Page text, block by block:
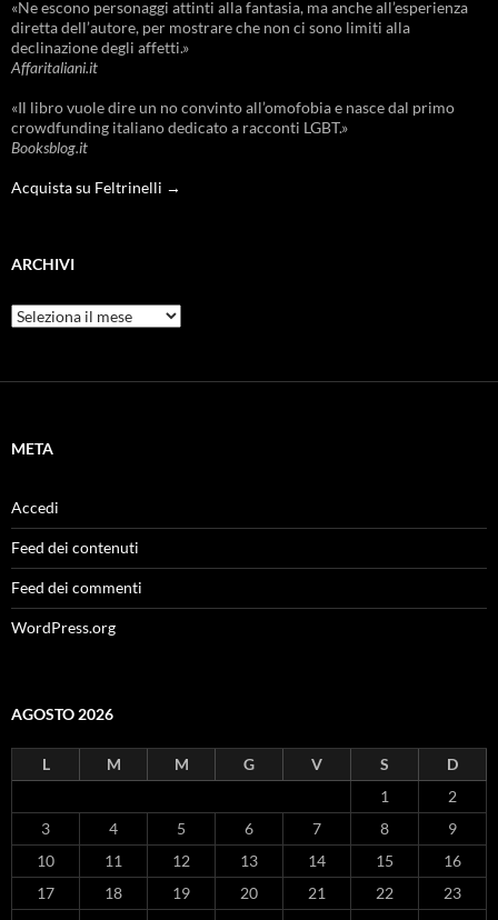
«Ne escono personaggi attinti alla fantasia, ma anche all’esperienza
diretta dell’autore, per mostrare che non ci sono limiti alla
declinazione degli affetti.»
Affaritaliani.it
«Il libro vuole dire un no convinto all’omofobia e nasce dal primo
crowdfunding italiano dedicato a racconti LGBT.»
Booksblog.it
Acquista su Feltrinelli →
ARCHIVI
Archivi
META
Accedi
Feed dei contenuti
Feed dei commenti
WordPress.org
AGOSTO 2026
L M M G V S
D
1
2
3
4 5 6 7 8
9
10
11 12 13 14 15
16
17
18 19 20 21 22
23